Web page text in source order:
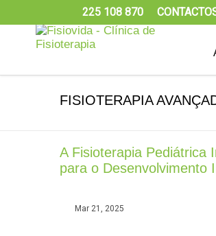
225 108 870
FISIOTERAPIA
A Fisioterapia Pediátrica
para o Desenvolvimento
Mar 21, 2025